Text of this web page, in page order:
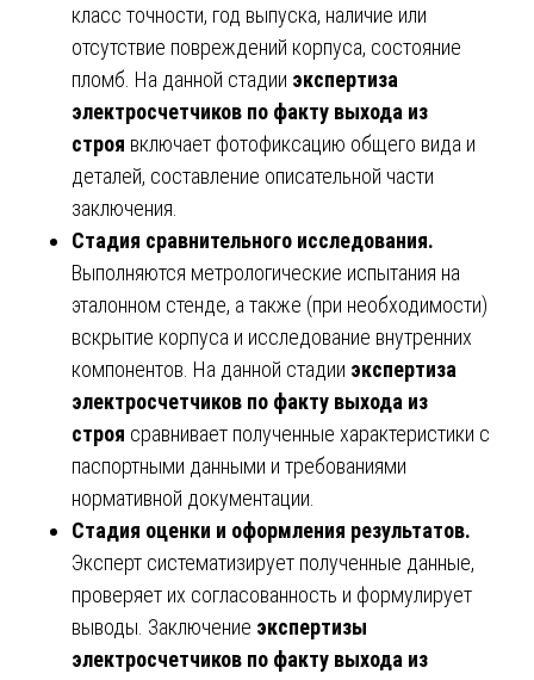
класс точности, год выпуска, наличие или
отсутствие повреждений корпуса, состояние
пломб. На данной стадии экспертиза
электросчетчиков по факту выхода из
строя включает фотофиксацию общего вида и
деталей, составление описательной части
заключения.
Стадия сравнительного исследования.
Выполняются метрологические испытания на
эталонном стенде, а также (при необходимости)
вскрытие корпуса и исследование внутренних
компонентов. На данной стадии экспертиза
электросчетчиков по факту выхода из
строя сравнивает полученные характеристики с
паспортными данными и требованиями
нормативной документации.
Стадия оценки и оформления результатов.
Эксперт систематизирует полученные данные,
проверяет их согласованность и формулирует
выводы. Заключение экспертизы
электросчетчиков по факту выхода из